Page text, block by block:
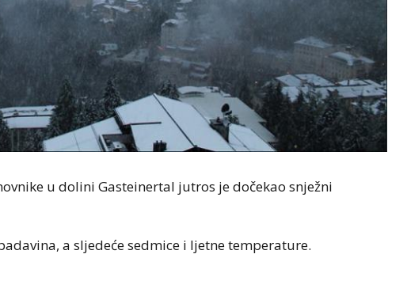
u dolini Gasteinertal jutros je dočekao snježni
a sljedeće sedmice i ljetne temperature.